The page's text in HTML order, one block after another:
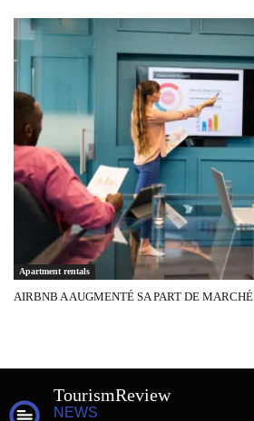
Apartment rentals
AIRBNB A AUGMENTÉ SA PART DE MARCHÉ
TourismReview
NEWS